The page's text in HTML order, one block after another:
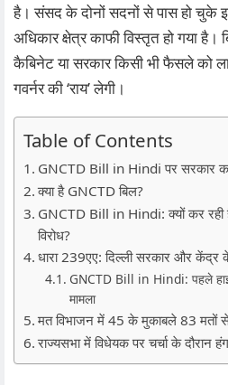
है। संसद के दोनों सदनों से पास हो चुके
अधिकार क्षेत्र काफी विस्तृत हो गया है।
कैबिनेट या सरकार किसी भी फैसले को
गवर्नर की ‘राय’ लेगी।
Table of Contents
GNCTD Bill in Hindi पर सरकार
क्या है GNCTD बिल?
GNCTD Bill in Hindi: क्यों कर रही
विरोध?
धारा 239एए: दिल्ली सरकार और केंद्र
GNCTD Bill in Hindi: पहले
मामला
मत विभाजन में 45 के मुकाबले 83 मतों से
राज्यसभा में विधेयक पर चर्चा के दौरान